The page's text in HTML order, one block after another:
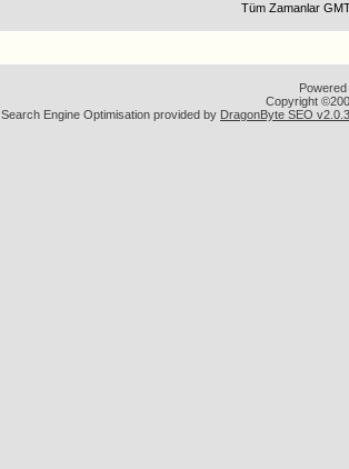
Tüm Zamanlar
Copyright
Search Engine Optimisation provided by DragonByte SEO